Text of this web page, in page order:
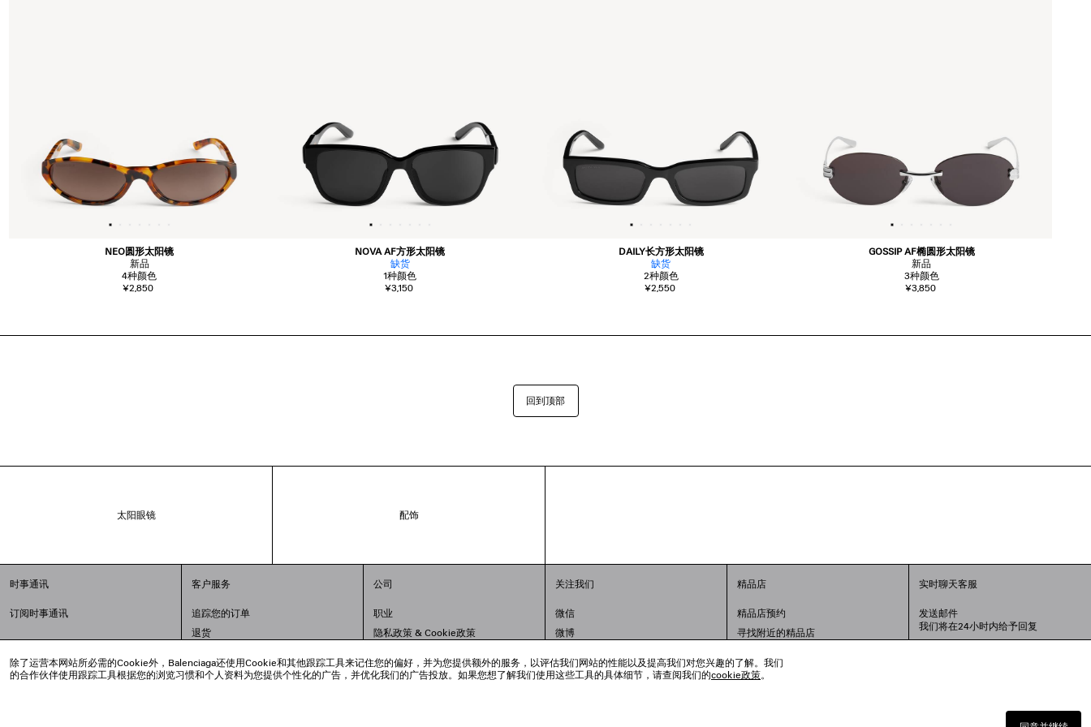
除了运营本网站所必需的Cookie外，Balenciaga还使用Cookie和其他跟踪工具来记住您的偏好，并为您提供额外的服务，以评估我们网站的性能以及提高我们对您兴趣的了解。我们
的合作伙伴使用跟踪工具根据您的浏览习惯和个人资料为您提供个性化的广告，并优化我们的广告投放。如果您想了解我们使用这些工具的具体细节，请查阅我们的cookie政策。
NEO圆形太阳镜
新品
4种颜色
¥2,850
NOVA AF方形太阳镜
缺货
1种颜色
¥3,150
DAILY长方形太阳镜
缺货
2种颜色
¥2,550
GOSSIP AF椭圆形太阳镜
新品
3种颜色
¥3,850
回到顶部
太阳眼镜 配饰
时事通讯
订阅时事通讯
客户服务
追踪您的订单
退货
支付
公司
职业
隐私政策 & Cookie政策
联合国世界粮食计划署
关注我们
微信
微博
抖音
精品店
精品店预约
寻找附近的精品店
实时聊天客服
发送邮件
我们将在24小时内给予回复